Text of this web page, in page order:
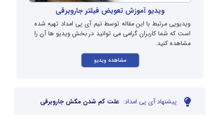
ویدیو آموزش تعویض فیلتر جاروبرقی
ویدیویی مرتبط با این مقاله توسط تیم آی پی امداد تهیه شده
است که شما کاربران گرامی می توانید در بخش ویدیو ها آن را
مشاهده کنید.
مشاهده ویدیو
پیشنهاد آی پی امداد: علت کم شدن مکش جاروبرقی